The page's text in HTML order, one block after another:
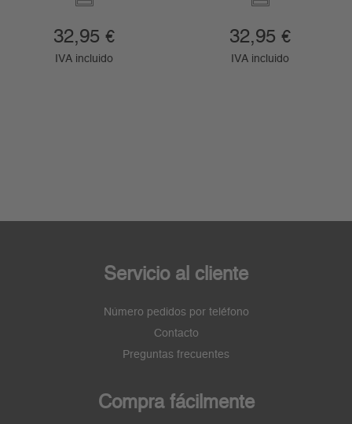
32,95€
IVA incluido
32,95€
IVA incluido
Servicio al cliente
Número pedidos por teléfono
Contacto
Preguntas frecuentes
Compra fácilmente